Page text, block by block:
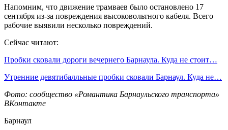
Напомним, что движение трамваев было остановлено 17
сентября из-за повреждения высоковольтного кабеля. Всего
рабочие выявили несколько повреждений.
Сейчас читают:
Пробки сковали дороги вечернего Барнаула. Куда не стоит…
Утренние девятибалльные пробки сковали Барнаул. Куда не…
Фото: сообщество «Романтика Барнаульского транспорта»
ВКонтакте
Барнаул